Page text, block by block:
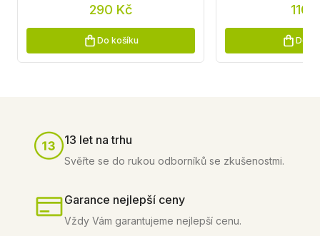
290 Kč
Do košíku
110
Do
13 let na trhu
Svěřte se do rukou odborníků se zkušenostmi.
Garance nejlepší ceny
Vždy Vám garantujeme nejlepší cenu.